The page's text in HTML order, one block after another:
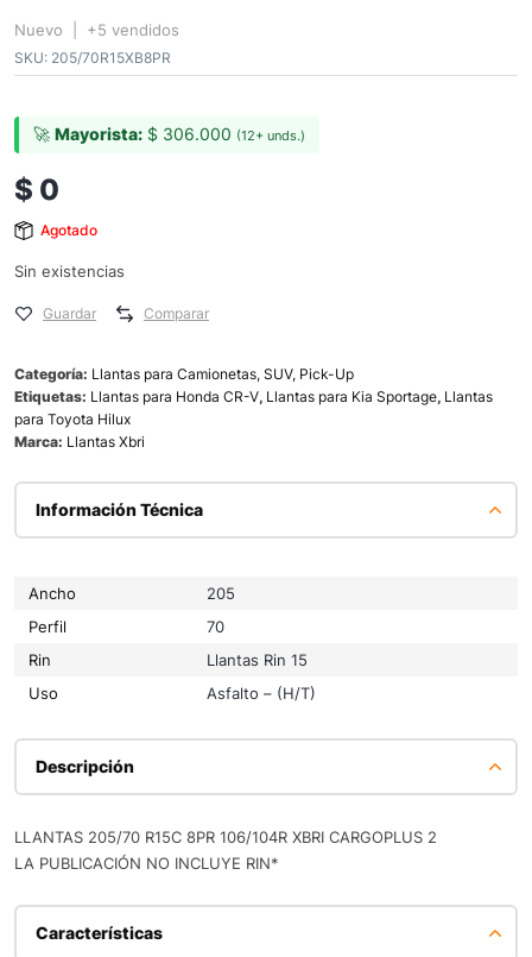
Nuevo | +5 vendidos
SKU: 205/70R15XB8PR
🚀 Mayorista: $ 306.000 (12+ unds.)
$ 0
Agotado
Sin existencias
Guardar Comparar
Categoría: Llantas para Camionetas, SUV, Pick-Up
Etiquetas: Llantas para Honda CR-V, Llantas para Kia Sportage, Llantas
para Toyota Hilux
Marca: Llantas Xbri
Información Técnica
Ancho
205
Perfil
70
Rin
Llantas Rin 15
Uso
Asfalto – (H/T)
Descripción
LLANTAS 205/70 R15C 8PR 106/104R XBRI CARGOPLUS 2
LA PUBLICACIÓN NO INCLUYE RIN*
Características